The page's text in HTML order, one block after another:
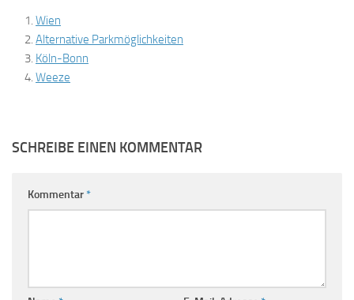
Wien
Alternative Parkmöglichkeiten
Köln-Bonn
Weeze
SCHREIBE EINEN KOMMENTAR
Kommentar*